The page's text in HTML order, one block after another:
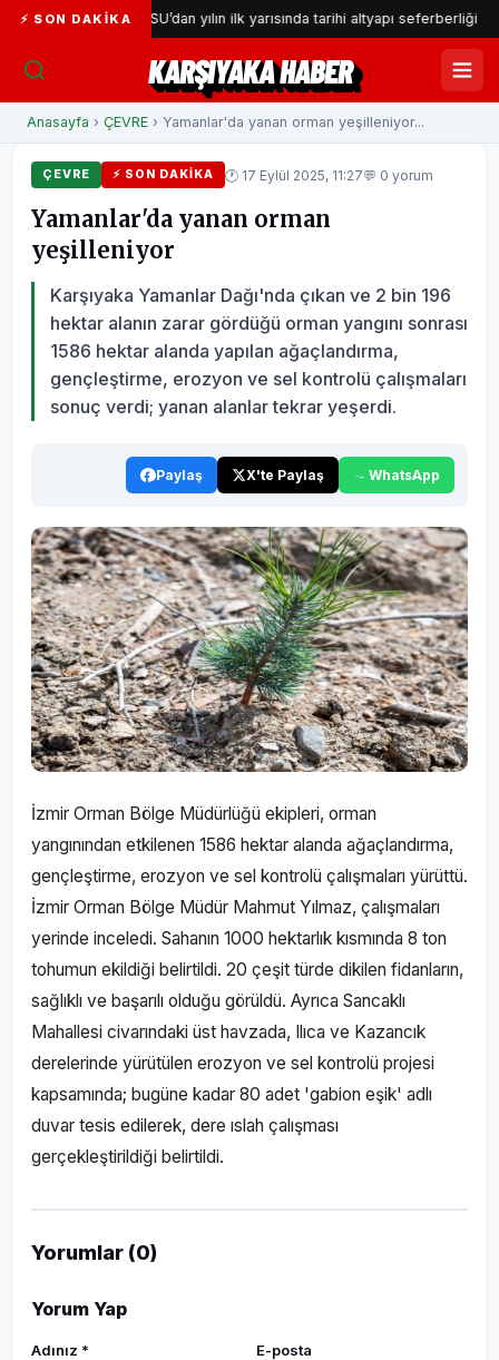
⚡ SON DAKIKAİZSU’dan yılın ilk yarısında tarihi altyapı seferberliği
KARŞIYAKA HABER
Anasayfa › ÇEVRE › Yamanlar'da yanan orman yeşilleniyor...
ÇEVRE ⚡ SON DAKIKA 🕐 17 Eylül 2025, 11:27💬 0 yorum
Yamanlar'da yanan orman
yeşilleniyor
Karşıyaka Yamanlar Dağı'nda çıkan ve 2 bin 196
hektar alanın zarar gördüğü orman yangını sonrası
1586 hektar alanda yapılan ağaçlandırma,
gençleştirme, erozyon ve sel kontrolü çalışmaları
sonuç verdi; yanan alanlar tekrar yeşerdi.
Paylaş X'te Paylaş WhatsApp
İzmir Orman Bölge Müdürlüğü ekipleri, orman
yangınından etkilenen 1586 hektar alanda ağaçlandırma,
gençleştirme, erozyon ve sel kontrolü çalışmaları yürüttü.
İzmir Orman Bölge Müdür Mahmut Yılmaz, çalışmaları
yerinde inceledi. Sahanın 1000 hektarlık kısmında 8 ton
tohumun ekildiği belirtildi. 20 çeşit türde dikilen fidanların,
sağlıklı ve başarılı olduğu görüldü. Ayrıca Sancaklı
Mahallesi civarındaki üst havzada, Ilıca ve Kazancık
derelerinde yürütülen erozyon ve sel kontrolü projesi
kapsamında; bugüne kadar 80 adet 'gabion eşik' adlı
duvar tesis edilerek, dere ıslah çalışması
gerçekleştirildiği belirtildi.
Yorumlar (0)
Yorum Yap
Adınız * E-posta